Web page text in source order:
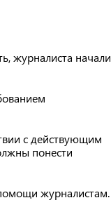
журналиста начали
с действующим
понести
журналистам.